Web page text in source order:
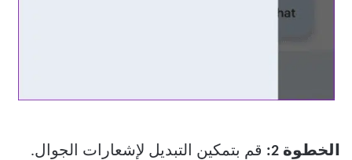
الخطوة 2: قم بتمكين التبديل لإشعارات الجوال.